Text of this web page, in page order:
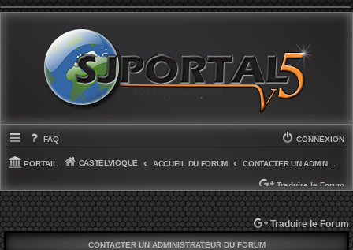
FAQ CONNEXION
PORTAIL CASTELVIOQUE ACCUEIL DU FORUM CONTACTER UN ADMINISTRATEUR DU FORUM
Traduire le Forum
SELECT LANGUAGE ▼
Traduire le Forum
CONTACTER UN ADMINISTRATEUR DU FORUM